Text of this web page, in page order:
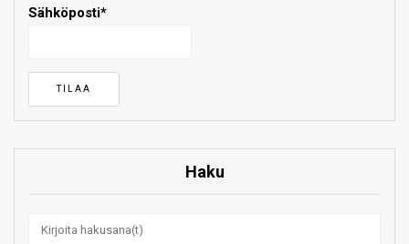
Sähköposti*
Haku